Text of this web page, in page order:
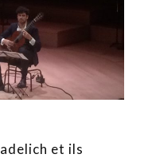
et ils